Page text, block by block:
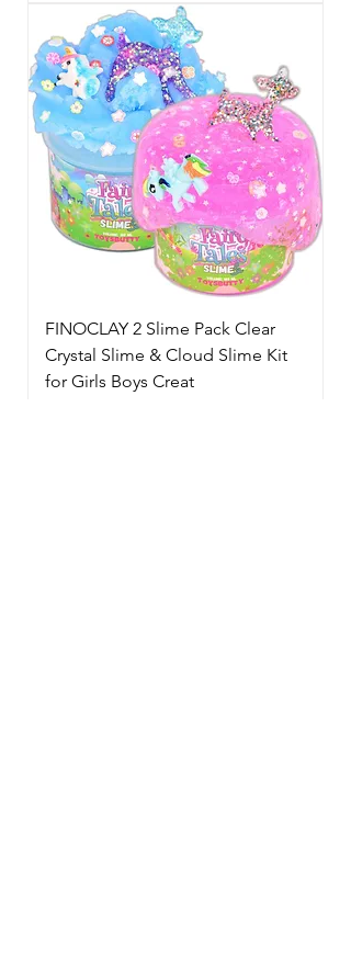
FINOCLAY 2 Slime Pack Clear
Crystal Slime & Cloud Slime Kit
for Girls Boys Creat